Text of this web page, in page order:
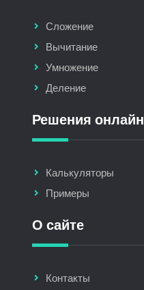
Сложение
Вычитание
Умножение
Деление
Решения онлайн
Калькуляторы
Примеры
О сайте
Контакты